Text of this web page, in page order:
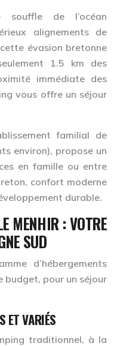
souffle de l’océan
alignements de
évasion bretonne
1.5 km des
immédiate des
vous offre un séjour
familial de
environ), propose un
en famille ou entre
confort moderne
durable.
MENHIR : VOTRE
SUD
d’hébergements
budget, pour un séjour
ET VARIÉS
traditionnel, à la